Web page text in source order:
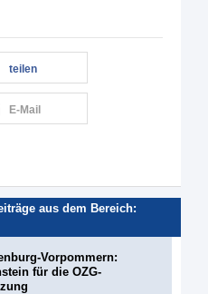
teilen
E-Mail
aus dem Bereich:
Vorpommern:
für die OZG-